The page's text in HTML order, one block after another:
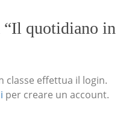
“Il quotidiano in
classe effettua il login.
per creare un account.